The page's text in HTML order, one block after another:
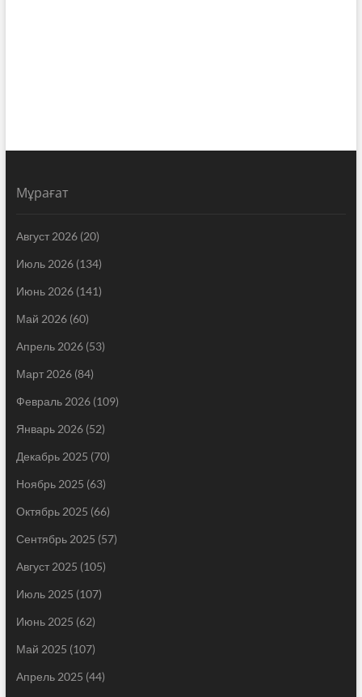
Мұрағат
Август 2026(20)
Июль 2026(134)
Июнь 2026(141)
Май 2026(60)
Апрель 2026(53)
Март 2026(84)
Февраль 2026(109)
Январь 2026(52)
Декабрь 2025 (70)
Ноябрь 2025 (63)
Октябрь 2025 (66)
Сентябрь 2025 (57)
Август 2025 (105)
Июль 2025 (107)
Июнь 2025 (62)
Май 2025 (107)
Апрель 2025 (44)